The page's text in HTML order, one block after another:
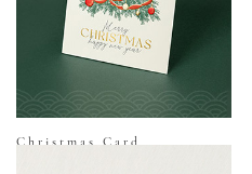
Christmas Card